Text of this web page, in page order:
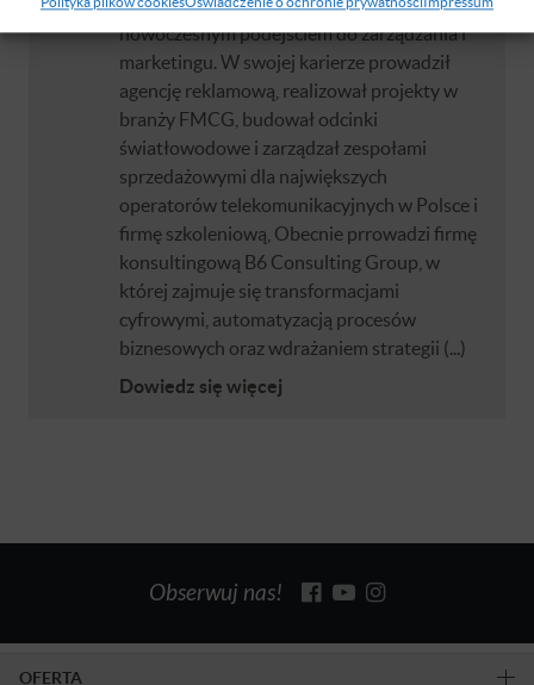
nowoczesnym podejściem do zarządzania i
marketingu. W swojej karierze prowadził
agencję reklamową, realizował projekty w
branży FMCG, budował odcinki
światłowodowe i zarządzał zespołami
sprzedażowymi dla największych
operatorów telekomunikacyjnych w Polsce i
firmę szkoleniową, Obecnie prrowadzi firmę
konsultingową B6 Consulting Group, w
której zajmuje się transformacjami
cyfrowymi, automatyzacją procesów
biznesowych oraz wdrażaniem strategii (...)
Dowiedz się więcej
Obserwuj nas!
OFERTA